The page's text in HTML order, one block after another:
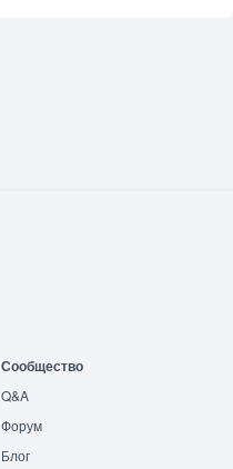
Сообщество
Q&A
Форум
Блог